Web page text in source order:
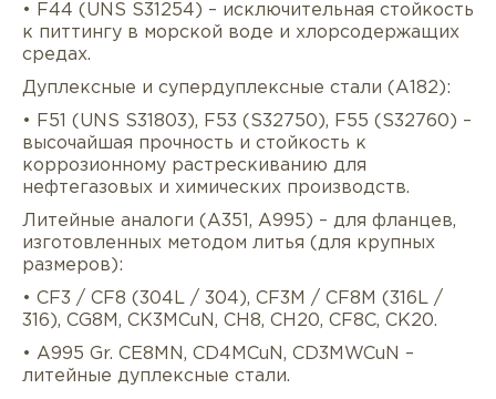
• F44 (UNS S31254) – исключительная стойкость
к питтингу в морской воде и хлорсодержащих
средах.
Дуплексные и супердуплексные стали (A182):
• F51 (UNS S31803), F53 (S32750), F55 (S32760) –
высочайшая прочность и стойкость к
коррозионному растрескиванию для
нефтегазовых и химических производств.
Литейные аналоги (A351, A995) – для фланцев,
изготовленных методом литья (для крупных
размеров):
• CF3 / CF8 (304L / 304), CF3M / CF8M (316L /
316), CG8M, CK3MCuN, CH8, CH20, CF8C, CK20.
• A995 Gr. CE8MN, CD4MCuN, CD3MWCuN –
литейные дуплексные стали.